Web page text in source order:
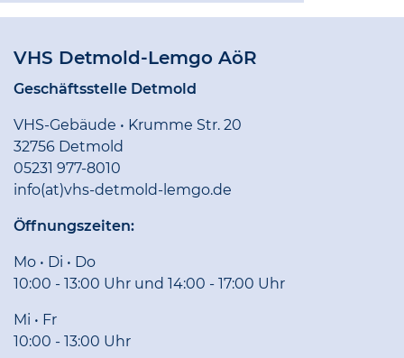
VHS Detmold-Lemgo AöR
Geschäftsstelle Detmold
VHS-Gebäude • Krumme Str. 20
32756 Detmold
05231 977-8010
info(at)vhs-detmold-lemgo.de
Öffnungszeiten:
Mo • Di • Do
10:00 - 13:00 Uhr und 14:00 - 17:00 Uhr
Mi • Fr
10:00 - 13:00 Uhr